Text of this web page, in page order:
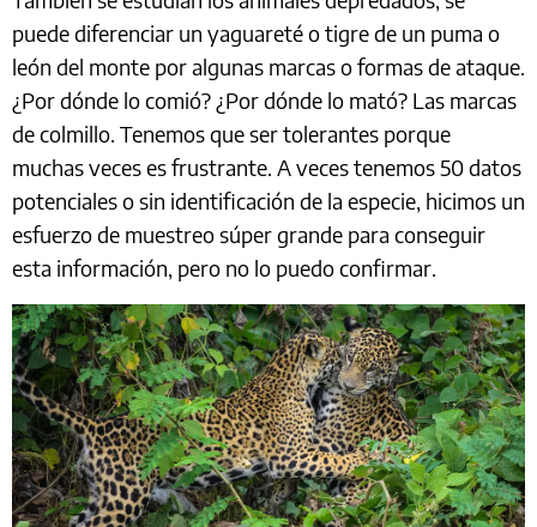
puede diferenciar un yaguareté o tigre de un puma o
león del monte por algunas marcas o formas de ataque.
¿Por dónde lo comió? ¿Por dónde lo mató? Las marcas
de colmillo. Tenemos que ser tolerantes porque
muchas veces es frustrante. A veces tenemos 50 datos
potenciales o sin identificación de la especie, hicimos un
esfuerzo de muestreo súper grande para conseguir
esta información, pero no lo puedo confirmar.